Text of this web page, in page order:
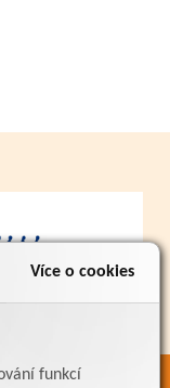
Více o cookies
funkcí